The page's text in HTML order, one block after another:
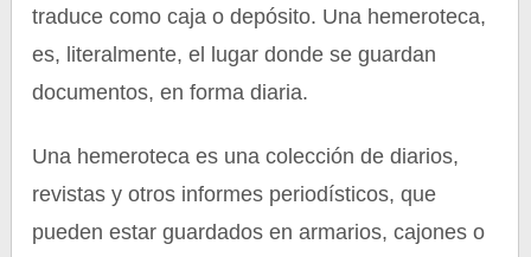
traduce como caja o depósito. Una hemeroteca,
es, literalmente, el lugar donde se guardan
documentos, en forma diaria.
Una hemeroteca es una colección de diarios,
revistas y otros informes periodísticos, que
pueden estar guardados en armarios, cajones o